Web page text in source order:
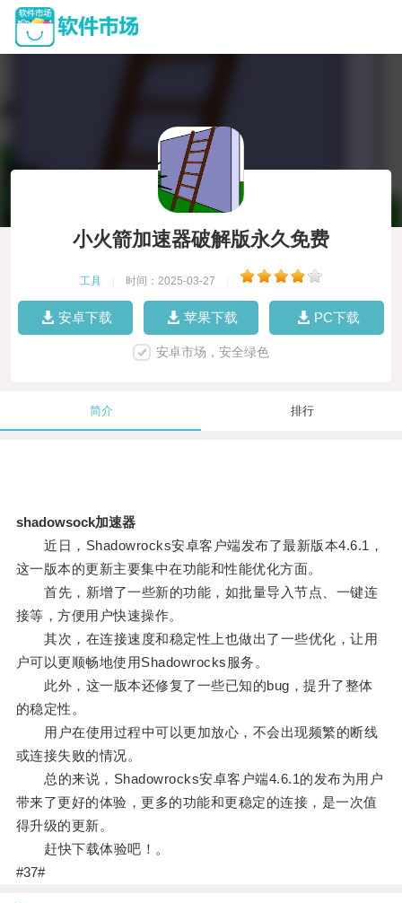
小火箭加速器破解版永久免费
工具 时间：2025-03-27
安卓下载 苹果下载 PC下载
安卓市场，安全绿色
简介 排行
shadowsock加速器
近日，Shadowrocks安卓客户端发布了最新版本4.6.1，
这一版本的更新主要集中在功能和性能优化方面。
首先，新增了一些新的功能，如批量导入节点、一键连
接等，方便用户快速操作。
其次，在连接速度和稳定性上也做出了一些优化，让用
户可以更顺畅地使用Shadowrocks服务。
此外，这一版本还修复了一些已知的bug，提升了整体
的稳定性。
用户在使用过程中可以更加放心，不会出现频繁的断线
或连接失败的情况。
总的来说，Shadowrocks安卓客户端4.6.1的发布为用户
带来了更好的体验，更多的功能和更稳定的连接，是一次值
得升级的更新。
赶快下载体验吧！。
#37#